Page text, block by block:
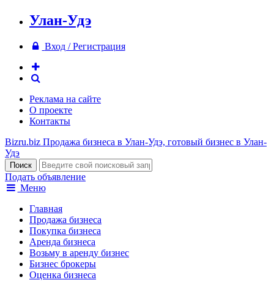
Улан-Удэ
Вход / Регистрация
Реклама на сайте
О проекте
Контакты
Bizru.biz Продажа бизнеса в Улан-Удэ, готовый бизнес в Улан-
Удэ
Подать объявление
Меню
Главная
Продажа бизнеса
Покупка бизнеса
Аренда бизнеса
Возьму в аренду бизнес
Бизнес брокеры
Оценка бизнеса